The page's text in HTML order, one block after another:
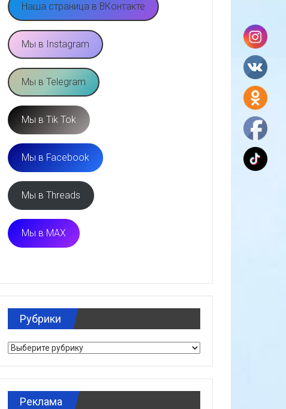
Наша страница в ВКонтакте
Мы в Instagram
Мы в Telegram
Мы в Tik Tok
Мы в Facebook
Мы в Threads
Мы в MAX
Рубрики
Рубрики
Реклама